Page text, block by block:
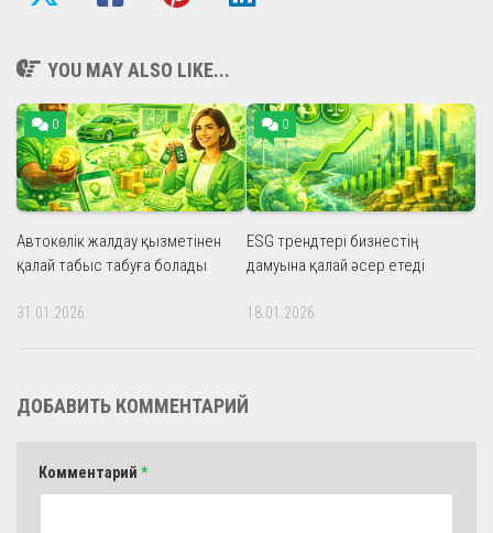
YOU MAY ALSO LIKE...
0
Автокөлік жалдау қызметінен
қалай табыс табуға болады
31.01.2026
0
ESG трендтері бизнестің
дамуына қалай әсер етеді
18.01.2026
ДОБАВИТЬ КОММЕНТАРИЙ
Комментарий *